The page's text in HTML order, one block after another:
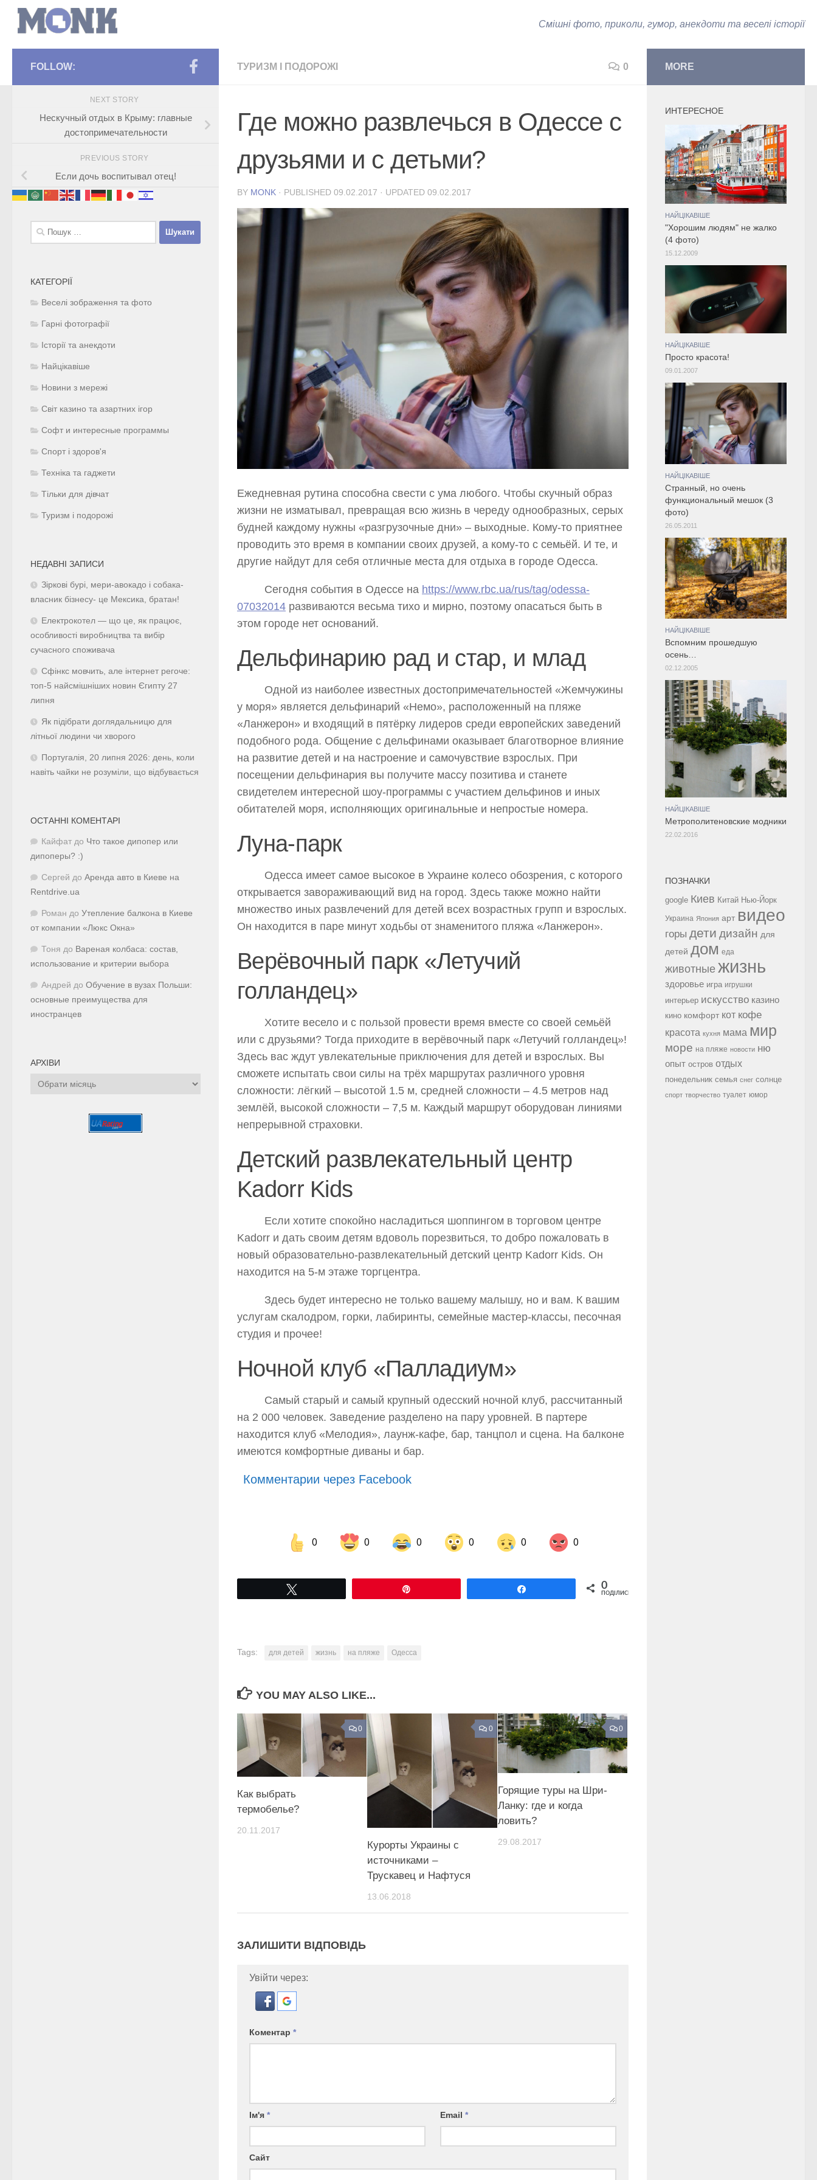
Смішні фото, приколи, гумор, анекдоти та веселі історії
ТУРИЗМ І ПОДОРОЖІ 0
Где можно развлечься в Одессе с
друзьями и с детьми?
BY MONK · PUBLISHED 09.02.2017 · UPDATED 09.02.2017
Ежедневная рутина способна свести с ума любого. Чтобы скучный образ
жизни не изматывал, превращая всю жизнь в череду однообразных, серых
будней каждому нужны «разгрузочные дни» – выходные. Кому-то приятнее
проводить это время в компании своих друзей, а кому-то с семьёй. И те, и
другие найдут для себя отличные места для отдыха в городе Одесса.
Сегодня события в Одессе на https://www.rbc.ua/rus/tag/odessa-
07032014 развиваются весьма тихо и мирно, поэтому опасаться быть в
этом городе нет оснований.
Дельфинарию рад и стар, и млад
Одной из наиболее известных достопримечательностей «Жемчужины
у моря» является дельфинарий «Немо», расположенный на пляже
«Ланжерон» и входящий в пятёрку лидеров среди европейских заведений
подобного рода. Общение с дельфинами оказывает благотворное влияние
на развитие детей и на настроение и самочувствие взрослых. При
посещении дельфинария вы получите массу позитива и станете
свидетелем интересной шоу-программы с участием дельфинов и иных
обитателей моря, исполняющих оригинальные и непростые номера.
Луна-парк
Одесса имеет самое высокое в Украине колесо обозрения, с которого
открывается завораживающий вид на город. Здесь также можно найти
множество иных развлечений для детей всех возрастных групп и взрослых.
Он находится в паре минут ходьбы от знаменитого пляжа «Ланжерон».
Верёвочный парк «Летучий
голландец»
Хотите весело и с пользой провести время вместе со своей семьёй
или с друзьями? Тогда приходите в верёвочный парк «Летучий голландец»!
Здесь вас ждут увлекательные приключения для детей и взрослых. Вы
сможете испытать свои силы на трёх маршрутах различного уровня
сложности: лёгкий – высотой 1.5 м, средней сложности – 4.5 метров над
землёй, высокой сложности – 7,5 м. Каждый маршрут оборудован линиями
непрерывной страховки.
Детский развлекательный центр
Kadorr Kids
Если хотите спокойно насладиться шоппингом в торговом центре
Kadorr и дать своим детям вдоволь порезвиться, то добро пожаловать в
новый образовательно-развлекательный детский центр Kadorr Kids. Он
находится на 5-м этаже торгцентра.
Здесь будет интересно не только вашему малышу, но и вам. К вашим
услугам скалодром, горки, лабиринты, семейные мастер-классы, песочная
студия и прочее!
Ночной клуб «Палладиум»
Самый старый и самый крупный одесский ночной клуб, рассчитанный
на 2 000 человек. Заведение разделено на пару уровней. В партере
находится клуб «Мелодия», лаунж-кафе, бар, танцпол и сцена. На балконе
имеются комфортные диваны и бар.
Комментарии через Facebook
0 0 0 0 0 0
Share on Facebook Share on LinkedIn Share on Twitter 0
ПОДІЛИСЬ
Tags: для детей жизнь на пляже Одесса
YOU MAY ALSO LIKE...
0
Как выбрать
термобелье?
20.11.2017
0
Курорты Украины с
источниками –
Трускавец и Нафтуся
13.06.2018
0
Горящие туры на Шри-
Ланку: где и когда
ловить?
29.08.2017
ЗАЛИШИТИ ВІДПОВІДЬ
Увійти через:
Коментар *
Ім'я * Email*
Сайт
FOLLOW:
NEXT STORY
Нескучный отдых в Крыму: главные
достопримечательности
PREVIOUS STORY
Если дочь воспитывал отец!
Пошук:
КАТЕГОРІЇ
Веселі зображення та фото
Гарні фотографії
Історії та анекдоти
Найцікавіше
Новини з мережі
Світ казино та азартних ігор
Софт и интересные программы
Спорт і здоров'я
Техніка та гаджети
Тільки для дівчат
Туризм і подорожі
НЕДАВНІ ЗАПИСИ
Зіркові бурі, мери-авокадо і собака-
власник бізнесу- це Мексика, братан!
Електрокотел — що це, як працює,
особливості виробництва та вибір
сучасного споживача
Сфінкс мовчить, але інтернет регоче:
топ-5 найсмішніших новин Єгипту 27
липня
Як підібрати доглядальницю для
літньої людини чи хворого
Португалія, 20 липня 2026: день, коли
навіть чайки не розуміли, що відбувається
ОСТАННІ КОМЕНТАРІ
Кайфат до Что такое дипопер или
дипоперы? :)
Сергей до Аренда авто в Киеве на
Rentdrive.ua
Роман до Утепление балкона в Киеве
от компании «Люкс Окна»
Тоня до Вареная колбаса: состав,
использование и критерии выбора
Андрей до Обучение в вузах Польши:
основные преимущества для
иностранцев
АРХІВИ
Архіви
MORE
ИНТЕРЕСНОЕ
НАЙЦІКАВІШЕ
"Хорошим людям" не жалко
(4 фото)
15.12.2009
НАЙЦІКАВІШЕ
Просто красота!
09.01.2007
НАЙЦІКАВІШЕ
Странный, но очень
функциональный мешок (3
фото)
26.05.2011
НАЙЦІКАВІШЕ
Вспомним прошедшую
осень…
02.12.2005
НАЙЦІКАВІШЕ
Метрополитеновские модники
22.02.2016
ПОЗНАЧКИ
google Киев Китай Нью-Йорк
Украина Япония арт видео
горы дети дизайн для
детей дом еда
животные жизнь
здоровье игра игрушки
интерьер искусство казино
кино комфорт кот кофе
красота кухня мама мир
море на пляже новости ню
опыт остров отдых
понедельник семья снег солнце
спорт творчество туалет юмор